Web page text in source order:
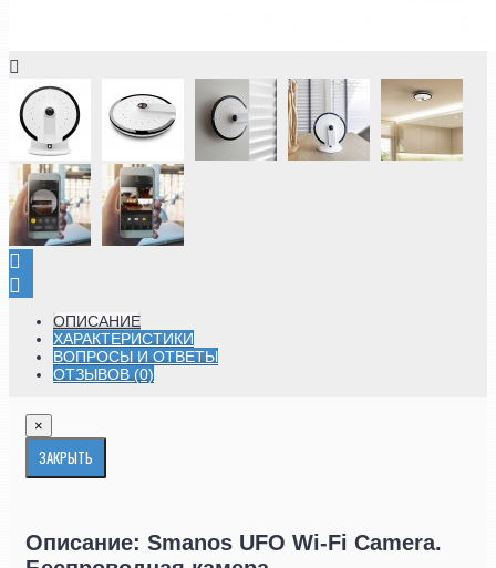
ОПИСАНИЕ
ХАРАКТЕРИСТИКИ
ВОПРОСЫ И ОТВЕТЫ
ОТЗЫВОВ (0)
×
ЗАКРЫТЬ
Описание: Smanos UFO Wi-Fi Camera.